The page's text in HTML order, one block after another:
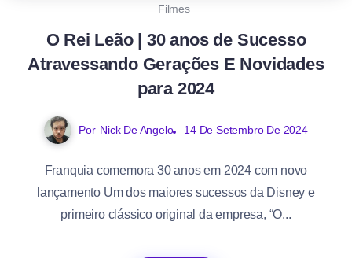
Filmes
O Rei Leão | 30 anos de Sucesso
Atravessando Gerações E Novidades
para 2024
Por Nick De Angelo 14 De Setembro De 2024
Franquia comemora 30 anos em 2024 com novo
lançamento Um dos maiores sucessos da Disney e
primeiro clássico original da empresa, “O...